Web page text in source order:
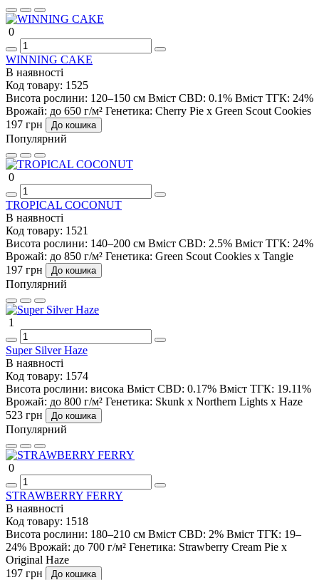
0
WINNING CAKE
В наявності
Код товару: 1525
Висота рослини: 120–150 см Вміст CBD: 0.1% Вміст ТГК: 24%
Врожай: до 650 г/м² Генетика: Cherry Pie x Green Scout Cookies
197 грн
До кошика
Популярний
0
TROPICAL COCONUT
В наявності
Код товару: 1521
Висота рослини: 140–200 см Вміст CBD: 2.5% Вміст ТГК: 24%
Врожай: до 850 г/м² Генетика: Green Scout Cookies x Tangie
197 грн
До кошика
Популярний
1
Super Silver Haze
В наявності
Код товару: 1574
Висота рослини: висока Вміст CBD: 0.17% Вміст ТГК: 19.11%
Врожай: до 800 г/м² Генетика: Skunk x Northern Lights x Haze
523 грн
До кошика
Популярний
0
STRAWBERRY FERRY
В наявності
Код товару: 1518
Висота рослини: 180–210 см Вміст CBD: 2% Вміст ТГК: 19–
24% Врожай: до 700 г/м² Генетика: Strawberry Cream Pie x
Original Haze
197 грн
До кошика